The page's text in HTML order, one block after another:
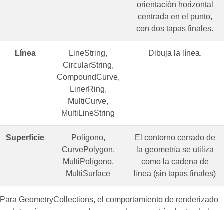
orientación horizontal
centrada en el punto,
con dos tapas finales.
Línea
LineString,
CircularString,
CompoundCurve,
LinerRing,
MultiCurve,
MultiLineString
Dibuja la línea.
Superficie
Polígono,
CurvePolygon,
MultiPolígono,
MultiSurface
El contorno cerrado de
la geometría se utiliza
como la cadena de
línea (sin tapas finales)
Para GeometryCollections, el comportamiento de renderizado